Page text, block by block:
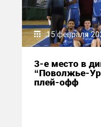
15 февраля
3-е место в
“Поволжье-
плей-офф